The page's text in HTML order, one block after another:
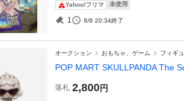
Yahoo!フリマ 未使用
1 8/8 20:34終了
オークション おもちゃ、ゲーム フィギ
POP MART SKULLPANDA The
落札 2,800円